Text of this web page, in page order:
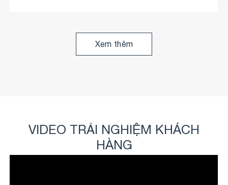
Xem thêm
Xem thêm
VIDEO TRẢI NGHIỆM KHÁCH
HÀNG